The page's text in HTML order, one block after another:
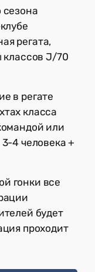
сезона
регата,
классов J/70
в регате
класса
или
4 человека +
гонки все
будет
проходит